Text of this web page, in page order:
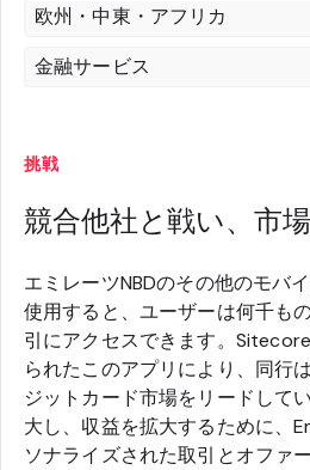
欧州・中東・アフリカ
金融サービス
挑戦
競合他社と戦い、市
エミレーツNBDのその他のモバ
使用すると、ユーザーは何千も
引にアクセスできます。
られたこのアプリにより、同行
ジットカード市場をリードして
大し、収益を拡大するために、
ソナライズされた取引とオファ